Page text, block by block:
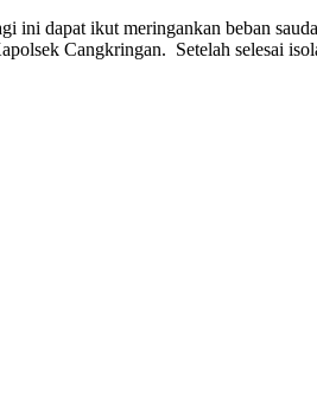
ini dapat ikut meringankan beban
Cangkringan. Setelah selesai